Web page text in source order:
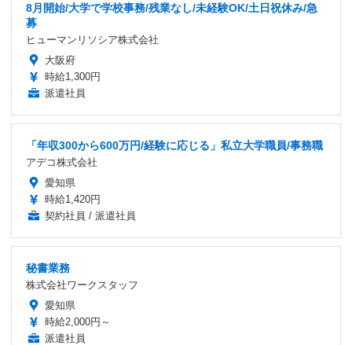
8月開始/大学で学校事務/残業なし/未経験OK/土日祝休み/急
募
ヒューマンリソシア株式会社
大阪府
時給1,300円
派遣社員
「年収300から600万円/経験に応じる」私立大学職員/事務職
アデコ株式会社
愛知県
時給1,420円
契約社員 / 派遣社員
秘書業務
株式会社ワークスタッフ
愛知県
時給2,000円～
派遣社員